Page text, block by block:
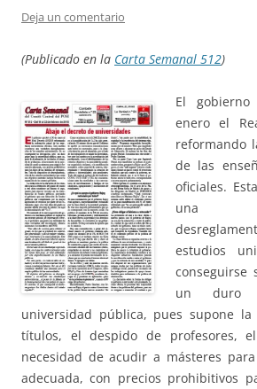
Deja un comentario
(Publicado en la Carta Semanal 512)
El
enero el
reformando
de las
oficiales.
una
estudios
conseguirse
un duro
universidad pública, pues supone la
títulos, el despido de profesores,
necesidad de acudir a másteres
adecuada, con precios prohibitivos